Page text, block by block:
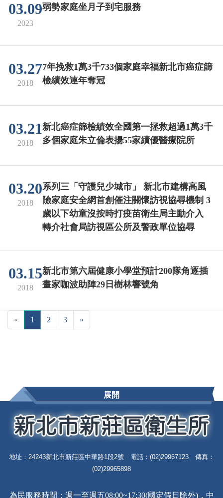
03.09
2023
弱勢家庭坐月子到宅服務
03.27
2018
7年挽救1萬3千733個家庭幸福新北市癌症篩
檢績效連年奪冠
03.21
2018
新北癌症篩檢績效全國第一拯救超過1萬3千
多個家庭朱立倫表揚55家績優醫療院所
03.20
2018
系列三「守護兒少城市」 新北市建構高風
險家庭安全網首創催注關懷訪視協尋機制 3
歲以下幼童沒按時打疫苗衛生局主動介入
轉介社會局訪視區公所及警政單位協尋
03.15
2018
新北市第六屆健康小學堂預計200隊角逐插
畫家咖波助陣29日樹林響號角
« 1 2 3 »
展開
地址：24243新北市新莊區中華路1段2號 電話：(02)29967123 傳真：
(02)29965898
為民服務時間：週一至週五08:00~17:30(國定假日除外)，中